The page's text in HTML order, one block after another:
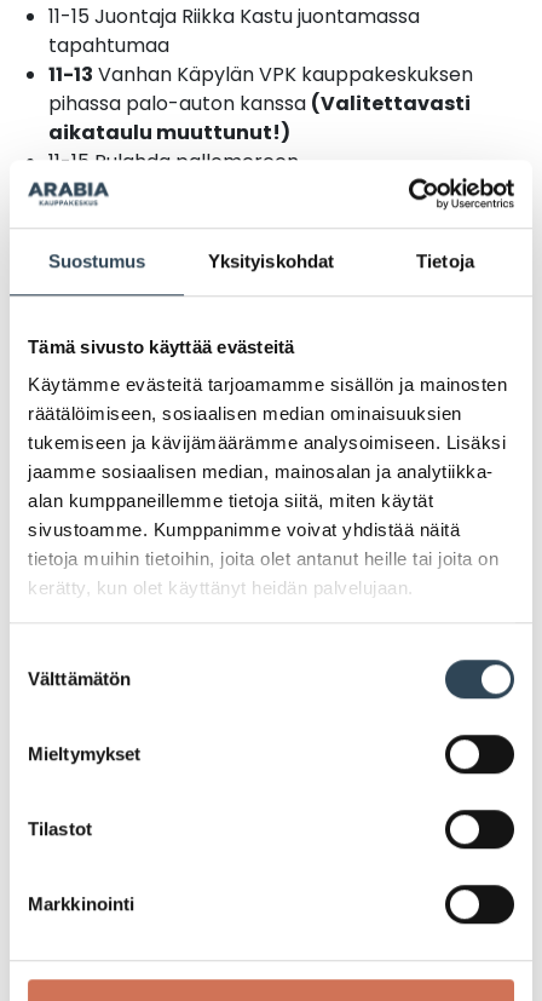
Suostumus Yksityiskohdat Tietoja
Tämä sivusto käyttää evästeitä
Käytämme evästeitä tarjoamamme sisällön ja mainosten
räätälöimiseen, sosiaalisen median ominaisuuksien
tukemiseen ja kävijämäärämme analysoimiseen. Lisäksi
jaamme sosiaalisen median, mainosalan ja analytiikka-
alan kumppaneillemme tietoja siitä, miten käytät
sivustoamme. Kumppanimme voivat yhdistää näitä
tietoja muihin tietoihin, joita olet antanut heille tai joita on
kerätty, kun olet käyttänyt heidän palvelujaan.
valinta
Välttämätön
Mieltymykset
Tilastot
Markkinointi
11-15 Juontaja Riikka Kastu juontamassa
tapahtumaa
11-13 Vanhan Käpylän VPK kauppakeskuksen
pihassa palo-auton kanssa (Valitettavasti
aikataulu muuttunut!)
11-15 Pulahda pallomereen
11-15 Testaa simpanssin ruokintaa
katapulttipelissä, 300 ensimmäiselle palkinto
11, 12, 13 ja 14 Taikuri yllättää taikatempuilla ja
ilmapalloilla
Puntin kanssa
Tapahtuma on maksuton. Pidätämme oikeudet
muutoksiin.
Lisäksi löydät mahtavia tarjouksia Arabian liikkeistä:
Arabianrannan apteekki
Multivita-suosikit -15 % – Multivita-suosikit -15 %
koko syyskuun ajan. Multivita-sarjasta löydät
laadukkaat vitamiini- ja omega-3 -tuotteet koko
Arabianrannan apteekista!
Aco Party – Kahden Aco-tuotteen ostajalle Aco
huulivoiteita.
iCare
Kaikki astiat -30% lauantaina 9.9